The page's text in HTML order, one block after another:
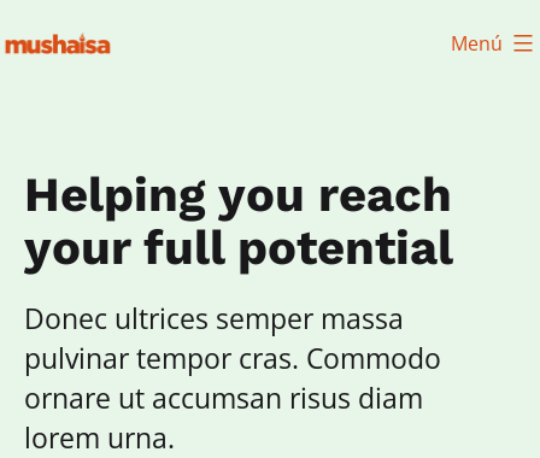
al
Menú
Helping you reach
your full potential
Donec ultrices semper massa
pulvinar tempor cras. Commodo
ornare ut accumsan risus diam
lorem urna.